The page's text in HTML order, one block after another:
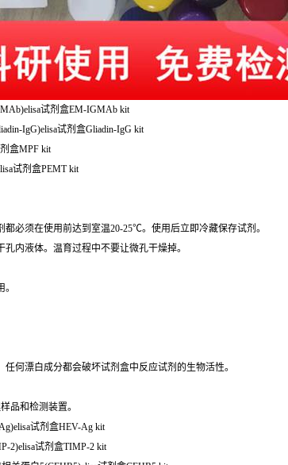
试剂盒EM-IGMAb kit
IgG)elisa试剂盒Gliadin-IgG kit
盒MPF kit
试剂盒PEMT kit
必须在使用前达到室温20-25℃。使用后立即冷藏保存试剂。
内液体。温育过程中不要让微孔干燥掉。
何漂白成分都会破坏试剂盒中反应试剂的生物活性。
品和检测装置。
试剂盒HEV-Ag kit
2)elisa试剂盒TIMP-2 kit